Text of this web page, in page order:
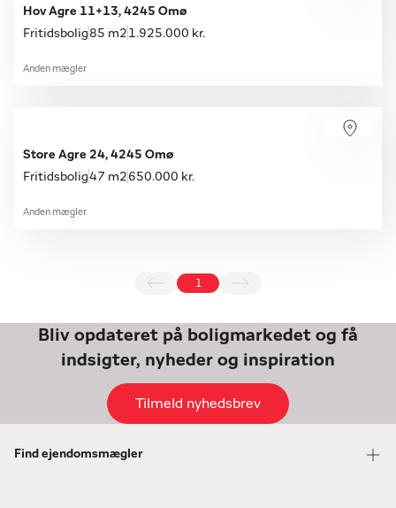
Hov Agre 11+13, 4245 Omø
Fritidsbolig85 m2 1.925.000 kr.
Anden mægler
Store Agre 24, 4245 Omø
Fritidsbolig47 m2 650.000 kr.
Anden mægler
Bliv opdateret på boligmarkedet og få
indsigter, nyheder og inspiration
Tilmeld nyhedsbrev
Find ejendomsmægler